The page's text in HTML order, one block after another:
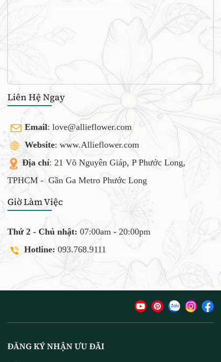
Liên Hệ Ngay
Email: love@allieflower.com
Website: www.Allieflower.com
Địa chỉ: 21 Võ Nguyên Giáp, P Phước Long,
TPHCM - Gần Ga Metro Phước Long
Giờ Làm Việc
Thứ 2 - Chủ nhật: 07:00am - 20:00pm
Hotline: 093.768.9111
ĐĂNG KÝ NHẬN ƯU ĐÃI